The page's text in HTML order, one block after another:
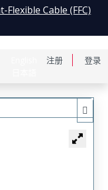
注册 登录
Flexible Cable (FFC)